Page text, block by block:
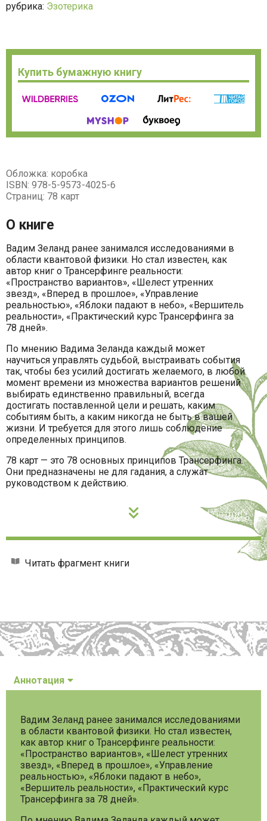
рубрика: Эзотерика
Купить бумажную книгу
Обложка: коробка
ISBN: 978-5-9573-4025-6
Страниц: 78 карт
О книге
Вадим Зеланд ранее занимался исследованиями в
области квантовой физики. Но стал известен, как
автор книг о Трансерфинге реальности:
«Пространство вариантов», «Шелест утренних
звезд», «Вперед в прошлое», «Управление
реальностью», «Яблоки падают в небо», «Вершитель
реальности», «Практический курс Трансерфинга за
78 дней».
По мнению Вадима Зеланда каждый может
научиться управлять судьбой, выстраивать события
так, чтобы без усилий достигать желаемого, в любой
момент времени из множества вариантов решений
выбирать единственно правильный, всегда
достигать поставленной цели и решать, каким
событиям быть, а каким никогда не быть в вашей
жизни. И требуется для этого лишь соблюдение
определенных принципов.
78 карт — это 78 основных принципов Трансерфинга.
Они предназначены не для гадания, а служат
руководством к действию.
Читать фрагмент книги
Аннотация
Вадим Зеланд ранее занимался исследованиями
в области квантовой физики. Но стал известен,
как автор книг о Трансерфинге реальности:
«Пространство вариантов», «Шелест утренних
звезд», «Вперед в прошлое», «Управление
реальностью», «Яблоки падают в небо»,
«Вершитель реальности», «Практический курс
Трансерфинга за 78 дней».